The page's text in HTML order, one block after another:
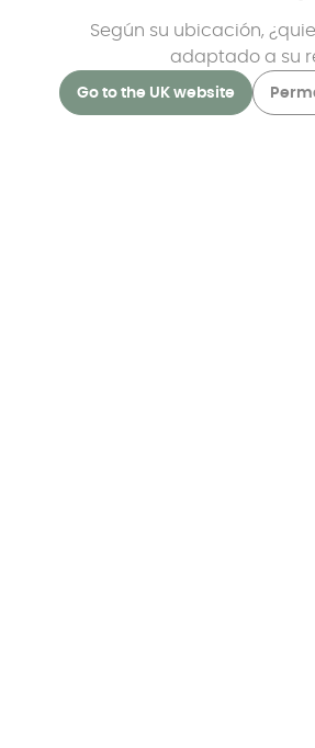
Según su ubicación,
adaptado a su
Go to the UK website